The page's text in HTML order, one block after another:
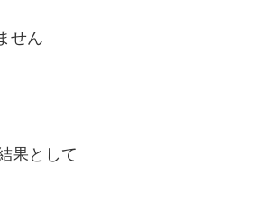
せん
果として